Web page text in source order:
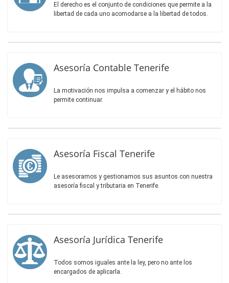
El derecho es el conjunto de condiciones que permite a la
libertad de cada uno acomodarse a la libertad de todos.
Asesoría Contable Tenerife
La motivación nos impulsa a comenzar y el hábito nos
permite continuar.
Asesoría Fiscal Tenerife
Le asesoramos y gestionamos sus asuntos con nuestra
asesoría fiscal y tributaria en Tenerife.
Asesoría Jurídica Tenerife
Todos somos iguales ante la ley, pero no ante los
encargados de aplicarla.